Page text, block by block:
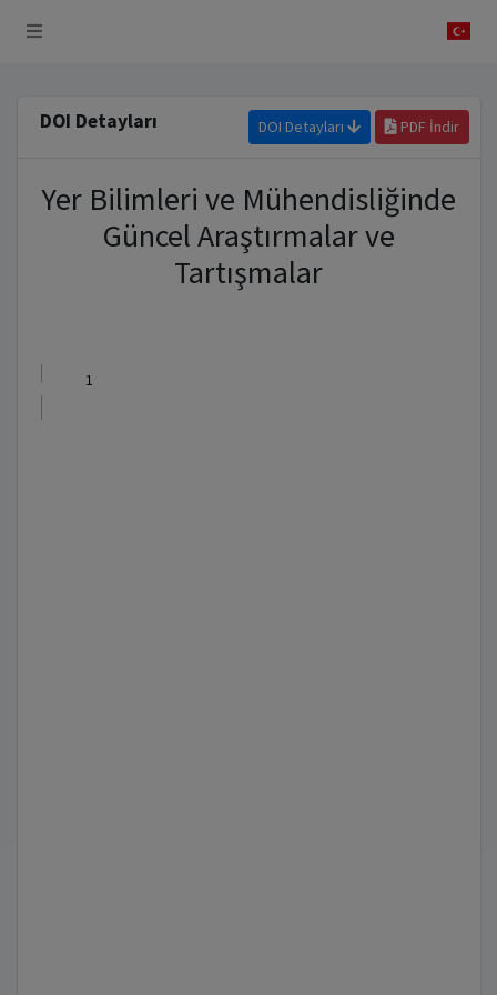
DOI Detayları DOI Detayları PDF İndir
Yer Bilimleri ve Mühendisliğinde
Güncel Araştırmalar ve
Tartışmalar